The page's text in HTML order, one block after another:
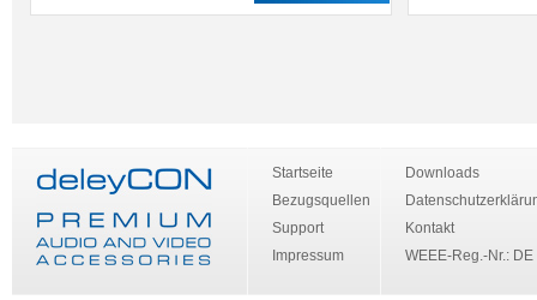
Startseite
Bezugsquellen
Support
Impressum
Downloads
Kontakt
WEEE-Reg.-Nr.: